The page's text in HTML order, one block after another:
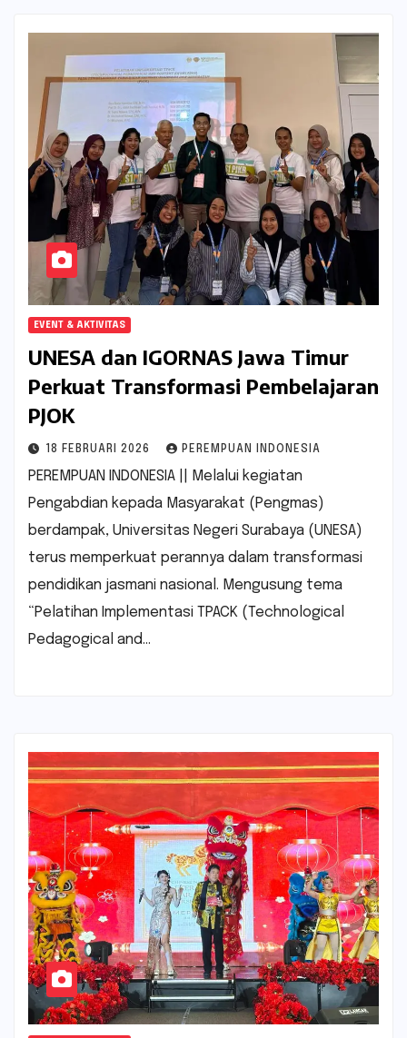
EVENT & AKTIVITAS
UNESA dan IGORNAS Jawa Timur
Perkuat Transformasi Pembelajaran
PJOK
18 FEBRUARI 2026 PEREMPUAN INDONESIA
PEREMPUAN INDONESIA || Melalui kegiatan
Pengabdian kepada Masyarakat (Pengmas)
berdampak, Universitas Negeri Surabaya (UNESA)
terus memperkuat perannya dalam transformasi
pendidikan jasmani nasional. Mengusung tema
“Pelatihan Implementasi TPACK (Technological
Pedagogical and…